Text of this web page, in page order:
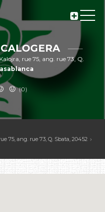
rue 75, ang. rue 73, Q.
(0)
75, ang. rue 73, Q. Sbata, 20452